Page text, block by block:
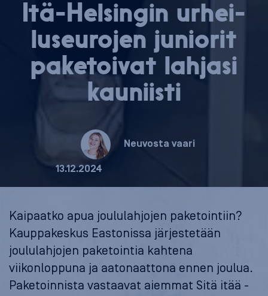
Itä-Hel­sin­gin ur­hei­
lu­seu­ro­jen juniorit
paketoivat lahjasi
kauniisti
Neuvosta vaari
13.12.2024
Kaipaatko apua joululahjojen paketointiin?
Kauppakeskus Eastonissa järjestetään
joululahjojen paketointia kahtena
viikonloppuna ja aatonaattona ennen joulua.
Paketoinnista vastaavat aiemmat Sitä itää -